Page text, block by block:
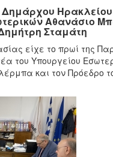
Αθανάσιο
Σταμάτη
είχε το πρωί της
του Υπουργείου
και τον